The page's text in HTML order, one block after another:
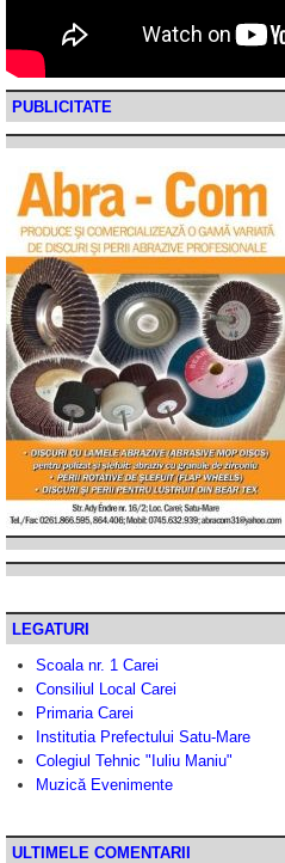
PUBLICITATE
LEGATURI
Scoala nr. 1 Carei
Consiliul Local Carei
Primaria Carei
Institutia Prefectului Satu-Mare
Colegiul Tehnic "Iuliu Maniu"
Muzică Evenimente
ULTIMELE COMENTARII